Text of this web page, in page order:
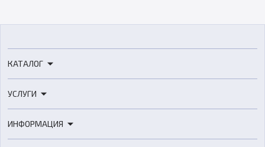
КАТАЛОГ
3D-сканеры
Расходные материалы
УСЛУГИ
3D-моделирование
ИНФОРМАЦИЯ